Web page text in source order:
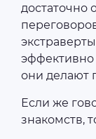
достаточно
эффективно
они делают
Если же
знакомств,